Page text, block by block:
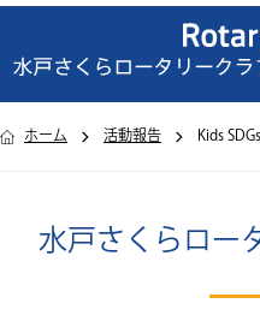
ホーム 活動報告 Kids
水戸さくらロー